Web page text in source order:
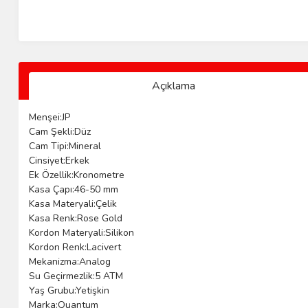
Açıklama
Menşei:JP
Cam Şekli:Düz
Cam Tipi:Mineral
Cinsiyet:Erkek
Ek Özellik:Kronometre
Kasa Çapı:46-50 mm
Kasa Materyali:Çelik
Kasa Renk:Rose Gold
Kordon Materyali:Silikon
Kordon Renk:Lacivert
Mekanizma:Analog
Su Geçirmezlik:5 ATM
Yaş Grubu:Yetişkin
Marka:Quantum